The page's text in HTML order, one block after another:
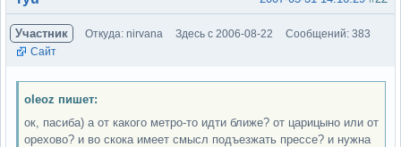
Участник Откуда: nirvana Здесь с 2006-08-22
Сообщений: 383
Сайт
oleoz пишет:
ок, пасиба) а от какого метро-то идти ближе? от царицыно или от
орехово? и во скока имеет смысл подъезжать прессе? и нужна